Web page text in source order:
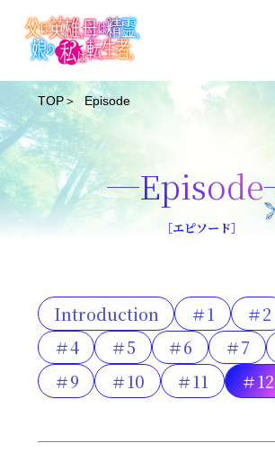
TOP Episode
Episode
［エピソード］
Introduction ＃1 ＃2
＃4
＃5 ＃6 ＃7
＃9
＃10 ＃11 ＃12